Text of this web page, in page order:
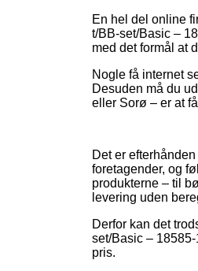
En hel del online
t/BB-set/Basic –
med det formål at
Nogle få internet
Desuden må du
eller Sorø – er at
Det er
foretagender, og
produkterne – til
levering uden
Derfor kan det
set/Basic –
pris.